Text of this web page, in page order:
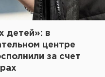
детей»: в
центре
за счет